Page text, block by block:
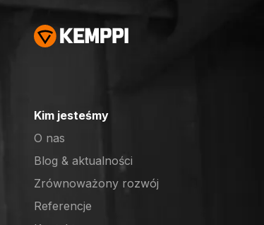
Kim jesteśmy
O nas
Blog & aktualności
Zrównoważony rozwój
Referencje